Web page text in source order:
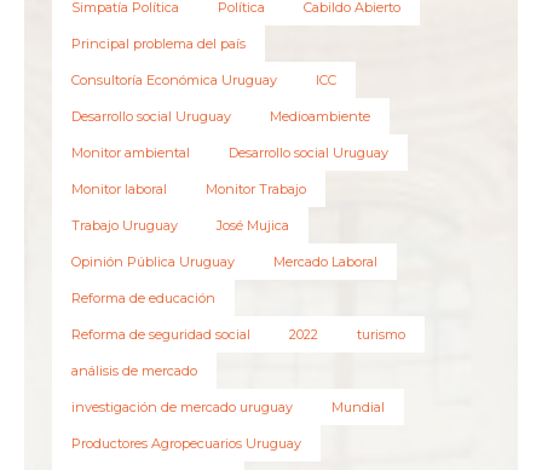
Simpatía Política Política Cabildo Abierto
Principal problema del país
Consultoría Económica Uruguay ICC
Desarrollo social Uruguay Medioambiente
Monitor ambiental Desarrollo social Uruguay
Monitor laboral Monitor Trabajo
Trabajo Uruguay José Mujica
Opinión Pública Uruguay Mercado Laboral
Reforma de educación
Reforma de seguridad social 2022 turismo
análisis de mercado
investigación de mercado uruguay Mundial
Productores Agropecuarios Uruguay